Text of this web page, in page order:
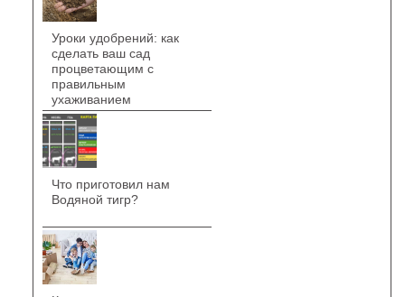
Уроки удобрений: как
сделать ваш сад
процветающим с
правильным
ухаживанием
Что приготовил нам
Водяной тигр?